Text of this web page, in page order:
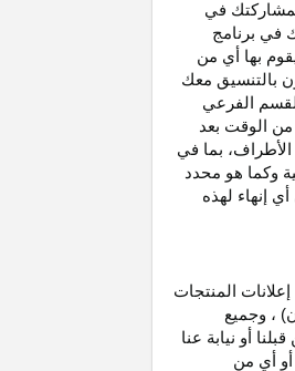
بمشاركتك في
في برنامج
بها أي من
بالتنسيق معك
الفرعي
من الوقت بعد
الأطراف، بما في
وكما هو محدد
إنهاء لهذه
المنتجات
، وجميع
أو نيابة عنا
أو أي من